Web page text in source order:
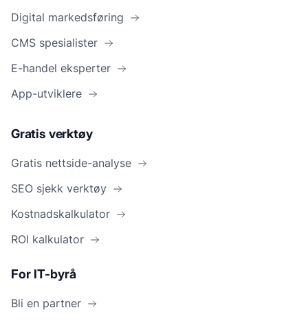
Digital markedsføring
CMS spesialister
E-handel eksperter
App-utviklere
Gratis verktøy
Gratis nettside-analyse
SEO sjekk verktøy
Kostnadskalkulator
ROI kalkulator
For IT-byrå
Bli en partner